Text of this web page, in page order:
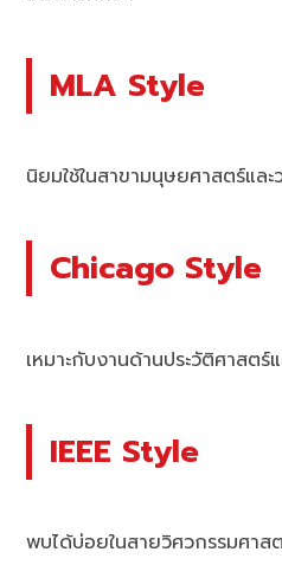
MLA Style
นิยมใช้ในสาขามนุษยศาสตร์แล
Chicago Style
เหมาะกับงานด้านประวัติศาสต
IEEE Style
พบได้บ่อยในสายวิศวกรรมศาสต